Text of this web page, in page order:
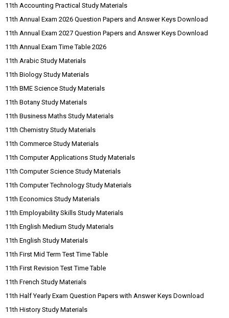
11th Accounting Practical Study Materials
11th Annual Exam 2026 Question Papers and Answer Keys Download
11th Annual Exam 2027 Question Papers and Answer Keys Download
11th Annual Exam Time Table 2026
11th Arabic Study Materials
11th Biology Study Materials
11th BME Science Study Materials
11th Botany Study Materials
11th Business Maths Study Materials
11th Chemistry Study Materials
11th Commerce Study Materials
11th Computer Applications Study Materials
11th Computer Science Study Materials
11th Computer Technology Study Materials
11th Economics Study Materials
11th Employability Skills Study Materials
11th English Medium Study Materials
11th English Study Materials
11th First Mid Term Test Time Table
11th First Revision Test Time Table
11th French Study Materials
11th Half Yearly Exam Question Papers with Answer Keys Download
11th History Study Materials